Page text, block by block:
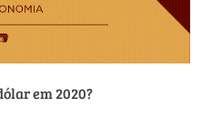
em 2020?